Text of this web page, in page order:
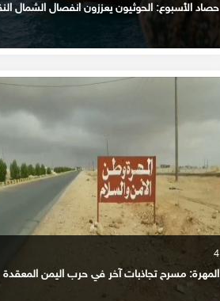
حصاد الأسبوع: الحوثيون يعززون انفصال الشمال
4
المهرة: مسرح تجاذبات آخر في حرب اليمن المعقدة